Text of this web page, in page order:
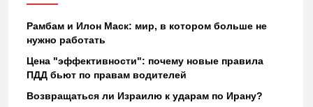
Рамбам и Илон Маск: мир, в котором больше не
нужно работать
Цена "эффективности": почему новые правила
ПДД бьют по правам водителей
Возвращаться ли Израилю к ударам по Ирану?